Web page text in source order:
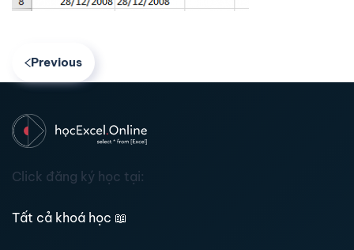
Previous
Click đăng ký học tại:
Tất cả khoá học 📖